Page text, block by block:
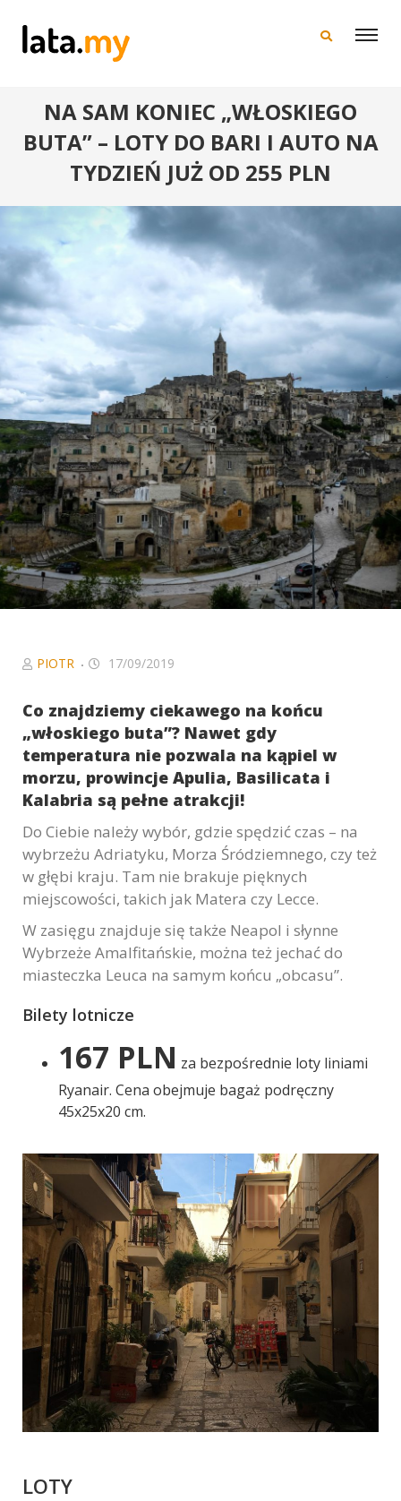
NA SAM KONIEC „WŁOSKIEGO
BUTA” – LOTY DO BARI I AUTO NA
TYDZIEŃ JUŻ OD 255 PLN
PIOTR 17/09/2019
Co znajdziemy ciekawego na końcu
„włoskiego buta”? Nawet gdy
temperatura nie pozwala na kąpiel w
morzu, prowincje Apulia, Basilicata i
Kalabria są pełne atrakcji!
Do Ciebie należy wybór, gdzie spędzić czas – na
wybrzeżu Adriatyku, Morza Śródziemnego, czy też
w głębi kraju. Tam nie brakuje pięknych
miejscowości, takich jak Matera czy Lecce.
W zasięgu znajduje się także Neapol i słynne
Wybrzeże Amalfitańskie, można też jechać do
miasteczka Leuca na samym końcu „obcasu”.
Bilety lotnicze
167 PLN za bezpośrednie loty liniami
Ryanair. Cena obejmuje bagaż podręczny
45x25x20 cm.
LOTY
Niezbędne
Ciasteczka, bez
których serwis
nie będzie w
pełni
funkcjonował
zgodnie z
zamierzeniem.
W szczególności
to ciasteczka
sieci
któremu serwis
może być coraz
lepszy.
W chwili obecnej
nie używamy
dodatkowych
narzędzi
lecz nie
wykluczamy ich
użycia w